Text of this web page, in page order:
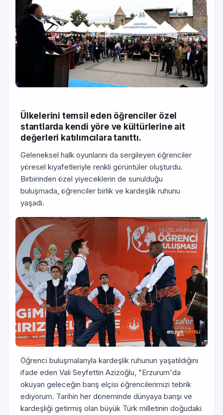
Ülkelerini temsil eden öğrenciler özel
stantlarda kendi yöre ve kültürlerine ait
değerleri katılımcılara tanıttı.
Geleneksel halk oyunlarını da sergileyen öğrenciler
yöresel kıyafetleriyle renkli görüntüler oluşturdu.
Birbirinden özel yiyeceklerin de sunulduğu
buluşmada, öğrenciler birlik ve kardeşlik ruhunu
yaşadı.
Öğrenci buluşmalarıyla kardeşlik ruhunun yaşatıldığını
ifade eden Vali Seyfettin Azizoğlu, "Erzurum'da
okuyan geleceğin barış elçisi öğrencilerimizi tebrik
ediyorum. Tarihin her döneminde dünyaya barışı ve
kardeşliği getirmiş olan büyük Türk milletinin doğudaki